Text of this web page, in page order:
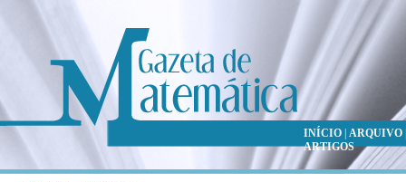
INÍCIO ARQUIVO
ARTIGOS